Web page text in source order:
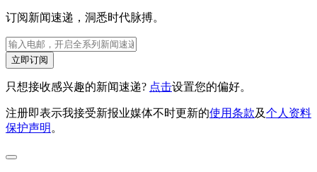
订阅新闻速递，洞悉时代脉搏。
立即订阅
只想接收感兴趣的新闻速递? 点击设置您的偏好。
注册即表示我接受新报业媒体不时更新的使用条款及个人资料
保护声明 。